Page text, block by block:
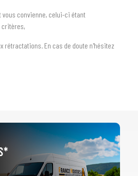
vous convienne, celui-ci étant
critères,
rétractations. En cas de doute n'hésitez